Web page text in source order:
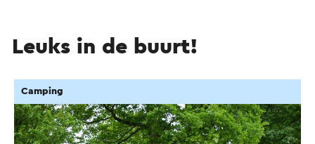
Leuks in de buurt!
Camping